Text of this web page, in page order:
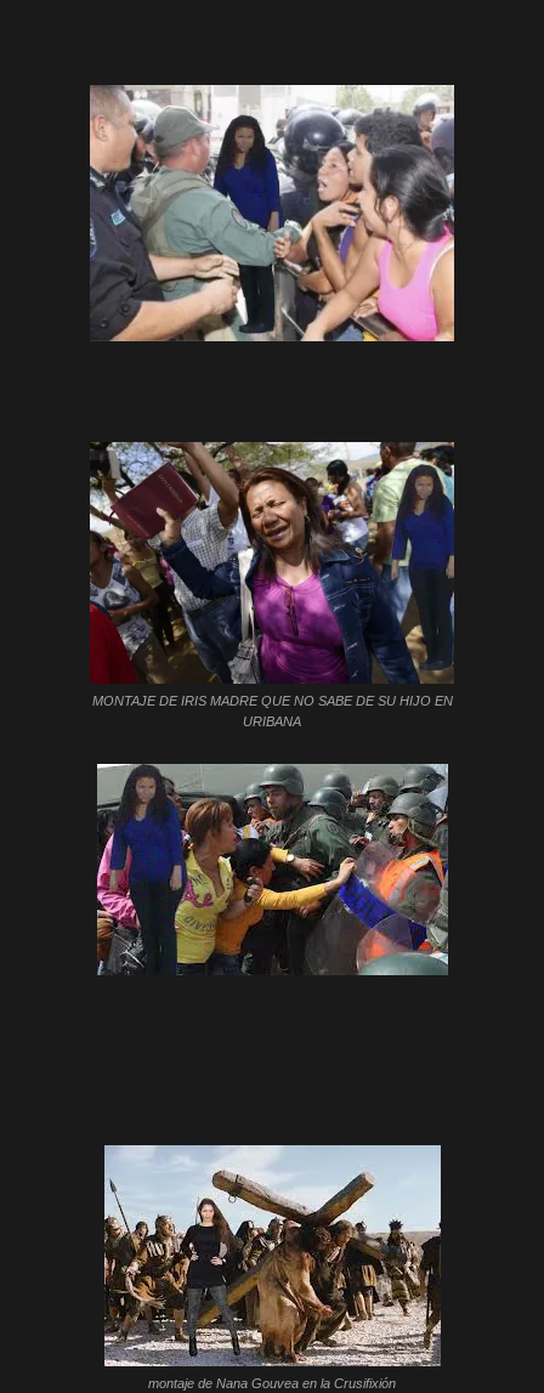
MONTAJE DE IRIS MADRE QUE NO SABE DE SU HIJO EN
URIBANA
montaje de Nana Gouvea en la Crusifixión